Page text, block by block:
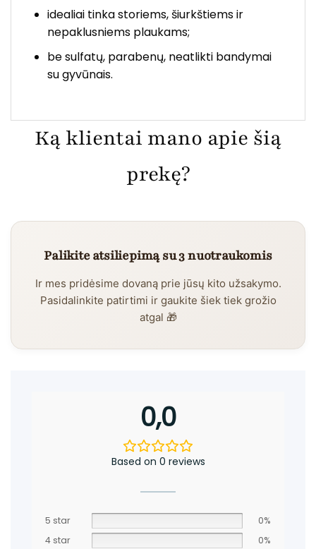
idealiai tinka storiems, šiurkštiems ir
nepaklusniems plaukams;
be sulfatų, parabenų, neatlikti bandymai
su gyvūnais.
Ką klientai mano apie šią
prekę?
Palikite atsiliepimą su 3 nuotraukomis
Ir mes pridėsime dovaną prie jūsų kito užsakymo.
Pasidalinkite patirtimi ir gaukite šiek tiek grožio
atgal 🎁
0,0
Based on 0 reviews
5 star
0%
4 star
0%